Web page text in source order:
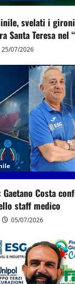
svelati i
Santa Teresa nel
25/07/2026
Gaetano Costa
staff medico
05/07/2026